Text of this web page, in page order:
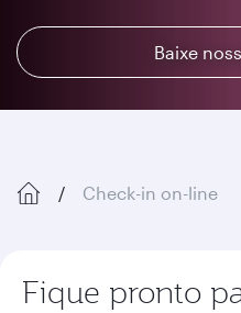
Baixe
Check-in on-line
Fique pronto